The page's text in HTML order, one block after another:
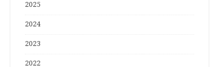
2025
2024
2023
2022